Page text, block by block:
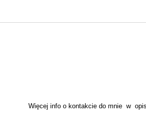
Więcej info o kontakcie do mnie w